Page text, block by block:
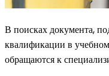
В поисках документа,
квалификации в
обращаются к